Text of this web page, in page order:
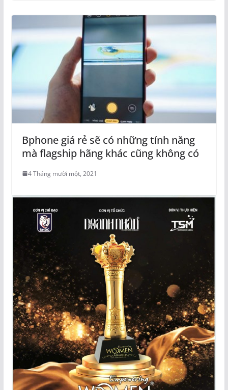
Bphone giá rẻ sẽ có những tính năng
mà flagship hãng khác cũng không có
4 Tháng mười một, 2021